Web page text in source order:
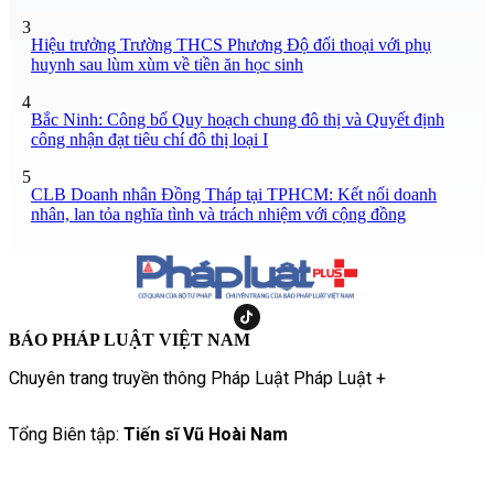
3
Hiệu trưởng Trường THCS Phương Độ đối thoại với phụ
huynh sau lùm xùm về tiền ăn học sinh
4
Bắc Ninh: Công bố Quy hoạch chung đô thị và Quyết định
công nhận đạt tiêu chí đô thị loại I
5
CLB Doanh nhân Đồng Tháp tại TPHCM: Kết nối doanh
nhân, lan tỏa nghĩa tình và trách nhiệm với cộng đồng
BÁO PHÁP LUẬT VIỆT NAM
Chuyên trang truyền thông Pháp Luật Pháp Luật +
Tổng Biên tập: Tiến sĩ Vũ Hoài Nam